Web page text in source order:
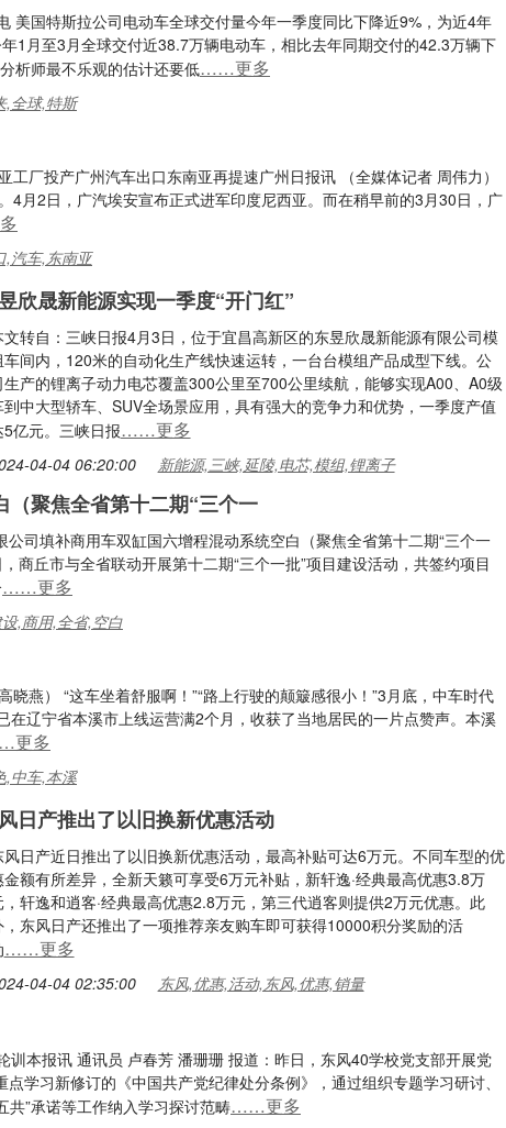
美国特斯拉公司电动车全球交付量今年一季度同比下降近9%，为近4年
1月至3月全球交付近38.7万辆电动车，相比去年同期交付的42.3万辆下
析师最不乐观的估计还要低……更多
,全球,特斯
厂投产广州汽车出口东南亚再提速广州日报讯 （全媒体记者 周伟力）
4月2日，广汽埃安宣布正式进军印度尼西亚。而在稍早前的3月30日，广
,汽车,东南亚
欣晟新能源实现一季度“开门红”
文转自：三峡日报4月3日，位于宜昌高新区的东昱欣晟新能源有限公司模
车间内，120米的自动化生产线快速运转，一台台模组产品成型下线。公
生产的锂离子动力电芯覆盖300公里至700公里续航，能够实现A00、A0级
到中大型轿车、SUV全场景应用，具有强大的竞争力和优势，一季度产值
5亿元。三峡日报……更多
04-04 06:20:00 新能源,三峡,延陵,电芯,模组,锂离子
聚焦全省第十二期“三个一
司填补商用车双缸国六增程混动系统空白（聚焦全省第十二期“三个一
商丘市与全省联动开展第十二期“三个一批”项目建设活动，共签约项目
……更多
,商用,全省,空白
燕） “这车坐着舒服啊！”“路上行驶的颠簸感很小！”3月底，中车时代
在辽宁省本溪市上线运营满2个月，收获了当地居民的一片点赞声。本溪
更多
,中车,本溪
日产推出了以旧换新优惠活动
风日产近日推出了以旧换新优惠活动，最高补贴可达6万元。不同车型的优
金额有所差异，全新天籁可享受6万元补贴，新轩逸·经典最高优惠3.8万
，轩逸和逍客·经典最高优惠2.8万元，第三代逍客则提供2万元优惠。此
，东风日产还推出了一项推荐亲友购车即可获得10000积分奖励的活
……更多
04-04 02:35:00 东风,优惠,活动,东风,优惠,销量
本报讯 通讯员 卢春芳 潘珊珊 报道：昨日，东风40学校党支部开展党
学习新修订的《中国共产党纪律处分条例》，通过组织专题学习研讨、
共”承诺等工作纳入学习探讨范畴……更多